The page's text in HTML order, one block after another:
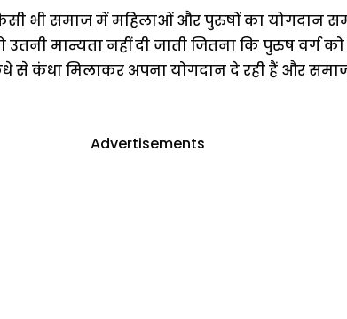
भी समाज में महिलाओं और पुरुषों का योगदान
मान्यता नहीं दी जाती जितना कि पुरुष वर्ग
से कंधा मिलाकर अपना योगदान दे रही हैं और
Advertisements